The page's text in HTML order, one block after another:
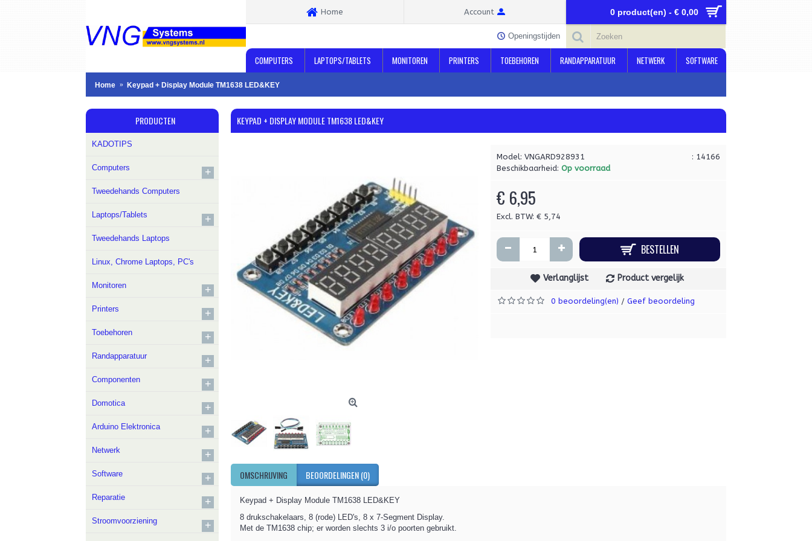
Home Account 0 product(en) - € 0,00
Openingstijden
COMPUTERS LAPTOPS/TABLETS MONITOREN PRINTERS TOEBEHOREN RANDAPPARATUUR NETWERK SOFTWARE
Home Keypad + Display Module TM1638 LED&KEY
PRODUCTEN
KADOTIPS
Computers +
Tweedehands Computers
Laptops/Tablets +
Tweedehands Laptops
Linux, Chrome Laptops, PC's
Monitoren +
Printers +
Toebehoren +
Randapparatuur +
Componenten +
Domotica +
Arduino Elektronica +
Netwerk +
Software +
Reparatie +
Stroomvoorziening +
KEYPAD + DISPLAY MODULE TM1638 LED&KEY
: 14166
Model: VNGARD928931
Beschikbaarheid: Op voorraad
€ 6,95
Excl. BTW: € 5,74
- + BESTELLEN
Verlanglijst Product vergelijk
0 beoordeling(en) / Geef beoordeling
OMSCHRIJVING BEOORDELINGEN (0)
Keypad + Display Module TM1638 LED&KEY
8 drukschakelaars, 8 (rode) LED's, 8 x 7-Segment Display.
Met de TM1638 chip; er worden slechts 3 i/o poorten gebruikt.